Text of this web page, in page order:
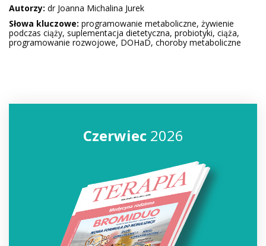
Autorzy: dr Joanna Michalina Jurek
Słowa kluczowe: programowanie metaboliczne, żywienie
podczas ciąży, suplementacja dietetyczna, probiotyki, ciąża,
programowanie rozwojowe, DOHaD, choroby metaboliczne
Czerwiec2026